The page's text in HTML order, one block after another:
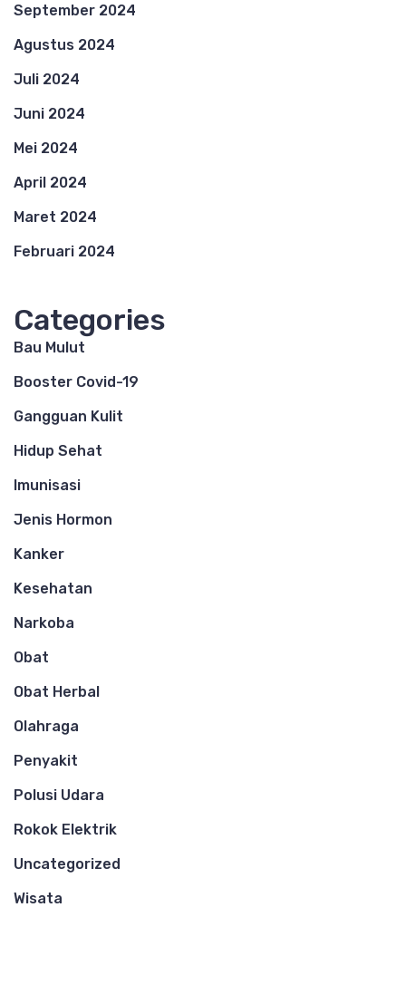
September 2024
Agustus 2024
Juli 2024
Juni 2024
Mei 2024
April 2024
Maret 2024
Februari 2024
Categories
Bau Mulut
Booster Covid-19
Gangguan Kulit
Hidup Sehat
Imunisasi
Jenis Hormon
Kanker
Kesehatan
Narkoba
Obat
Obat Herbal
Olahraga
Penyakit
Polusi Udara
Rokok Elektrik
Uncategorized
Wisata